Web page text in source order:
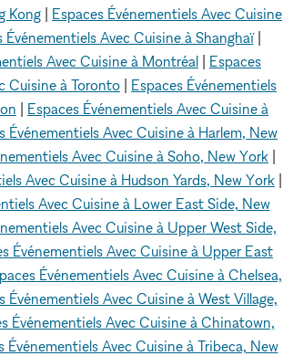
Kong
Espaces Événementiels Avec Cuisine
Événementiels Avec Cuisine à Shanghaï|
Avec Cuisine à Montréal
Espaces
Cuisine à Toronto
Espaces Événementiels
Espaces Événementiels Avec Cuisine à
Événementiels Avec Cuisine à Harlem, New
Avec Cuisine à Soho, New York
Avec Cuisine à Hudson Yards, New York
Avec Cuisine à Lower East Side, New
Avec Cuisine à Upper West Side,
Événementiels Avec Cuisine à Upper East
Événementiels Avec Cuisine à Chelsea,
Événementiels Avec Cuisine à West Village,
Événementiels Avec Cuisine à Chinatown,
Événementiels Avec Cuisine à Tribeca, New